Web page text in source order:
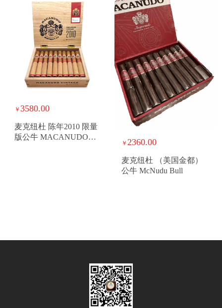
￥ 3580.00
麦克纽杜 陈年2010 限量
版公牛 MACANUDO
￥ 2360.00
麦克纽杜 （美国金都）
公牛 McNudu Bull